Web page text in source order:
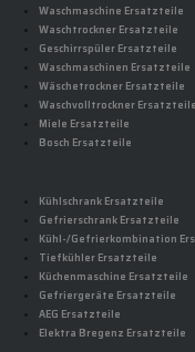
Waschmaschine Ersatzteile
Waschtrockner Ersatzteile
Geschirrspüler Ersatzteile
Waschmaschinen Ersatzteile
Wäschetrockner Ersatzteile
Waschvolltrockner Ersatzteile
Miele Ersatzteile
Bosch Ersatzteile
Kühlschrank Ersatzteile
Gefrierschrank Ersatzteile
Kühl-/Gefrierkombination
Tiefkühler Ersatzteile
Küchenmaschine Ersatzteile
Gefriergeräte Ersatzteile
AEG Ersatzteile
Elektra Bregenz Ersatzteile